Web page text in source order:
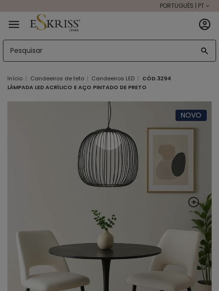
PORTUGUÊS | PT
Início Candeeiros de teto Candeeiros LED
CÓD.3294
LÂMPADA LED ACRÍLICO E AÇO PINTADO DE PRETO
NOVO